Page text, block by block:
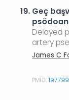
19. Geç
Delayed
artery
James C
PMID: